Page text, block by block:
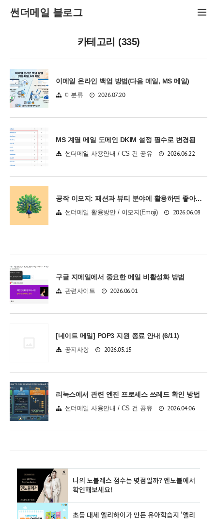
썬더메일 블로그
카테고리 (335)
이메일 온라인 백업 방법(다음 메일, MS 메일)
미분류 2026.07.20
MS 계열 메일 도메인 DKIM 설정 필수로 변경됨
썬더메일 사용안내 / CS 건 공유 2026.06.22
공작 이모지: 패션과 뷰티 분야에 활용하면 좋아요. 🦚🦚🦚🦚🦚🦚🍃
썬더메일 활용방안 / 이모지(Emoji) 2026.06.08
구글 지메일에서 중요한 메일 비활성화 방법
관련사이트 2026.06.01
[네이트 메일] POP3 지원 종료 안내 (6/11)
공지사항 2026.05.15
리눅스에서 관련 엔진 프로세스 쓰레드 확인 방법
썬더메일 사용안내 / CS 건 공유 2026.04.06